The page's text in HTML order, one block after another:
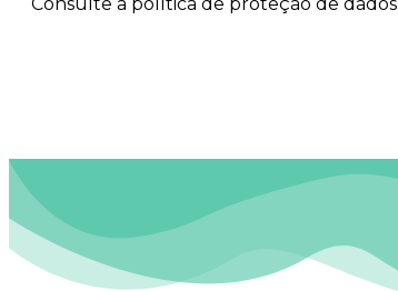
Consulte a política de proteção de dados